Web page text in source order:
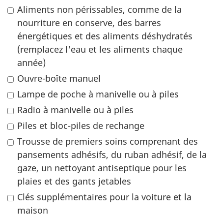
Aliments non périssables, comme de la
nourriture en conserve, des barres
énergétiques et des aliments déshydratés
(remplacez l'eau et les aliments chaque
année)
Ouvre-boîte manuel
Lampe de poche à manivelle ou à piles
Radio à manivelle ou à piles
Piles et bloc-piles de rechange
Trousse de premiers soins comprenant des
pansements adhésifs, du ruban adhésif, de la
gaze, un nettoyant antiseptique pour les
plaies et des gants jetables
Clés supplémentaires pour la voiture et la
maison